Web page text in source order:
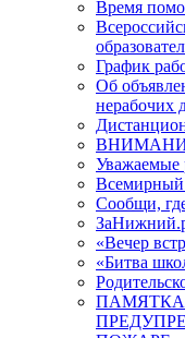
Время
График
Об
нерабочих
Уважаемые
Всемирный
Сообщи,
«Вечер
«Битва
ПАМЯТКА